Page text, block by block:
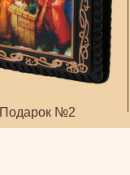
Подарок №2